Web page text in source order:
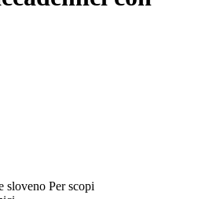
sloveno Per scopi